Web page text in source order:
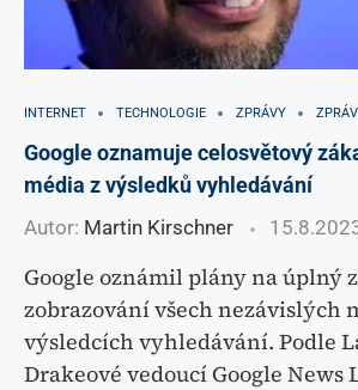
INTERNET TECHNOLOGIE ZPRÁVY
Google oznamuje celosvětový
média z výsledků vyhledávání
Autor: Martin Kirschner
Google oznámil plány na úplný
zobrazování všech nezávislých
výsledcích vyhledávání. Podle
Drakeové vedoucí Google News